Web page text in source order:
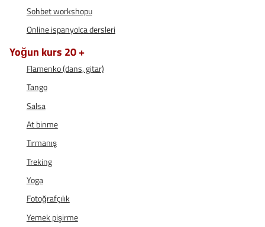
Sohbet workshopu
Online ispanyolca dersleri
Yoğun kurs 20 +
Flamenko (dans, gitar)
Tango
Salsa
At binme
Tırmanış
Treking
Yoga
Fotoğrafçılık
Yemek pişirme